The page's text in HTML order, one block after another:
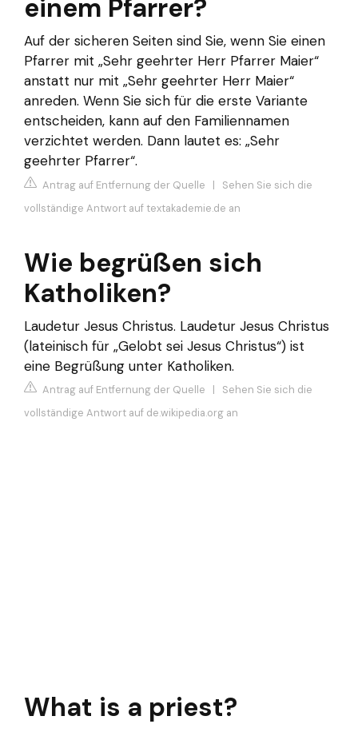
einem Pfarrer?
Auf der sicheren Seiten sind Sie, wenn Sie einen
Pfarrer mit „Sehr geehrter Herr Pfarrer Maier“
anstatt nur mit „Sehr geehrter Herr Maier“
anreden. Wenn Sie sich für die erste Variante
entscheiden, kann auf den Familiennamen
verzichtet werden. Dann lautet es: „Sehr
geehrter Pfarrer“.
Antrag auf Entfernung der Quelle | Sehen Sie sich die
vollständige Antwort auf textakademie.de an
Wie begrüßen sich
Katholiken?
Laudetur Jesus Christus. Laudetur Jesus Christus
(lateinisch für „Gelobt sei Jesus Christus“) ist
eine Begrüßung unter Katholiken.
Antrag auf Entfernung der Quelle | Sehen Sie sich die
vollständige Antwort auf de.wikipedia.org an
What is a priest?